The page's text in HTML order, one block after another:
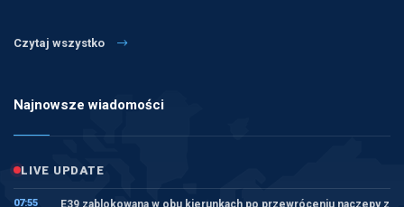
Czytaj wszystko
Najnowsze wiadomości
LIVE UPDATE
07:55 E39 zablokowana w obu kierunkach po przewróceniu naczepy z